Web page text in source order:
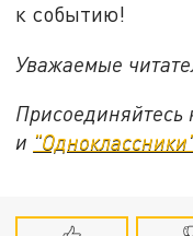
к событию!
Уважаемые
Присоединяйтесь
и